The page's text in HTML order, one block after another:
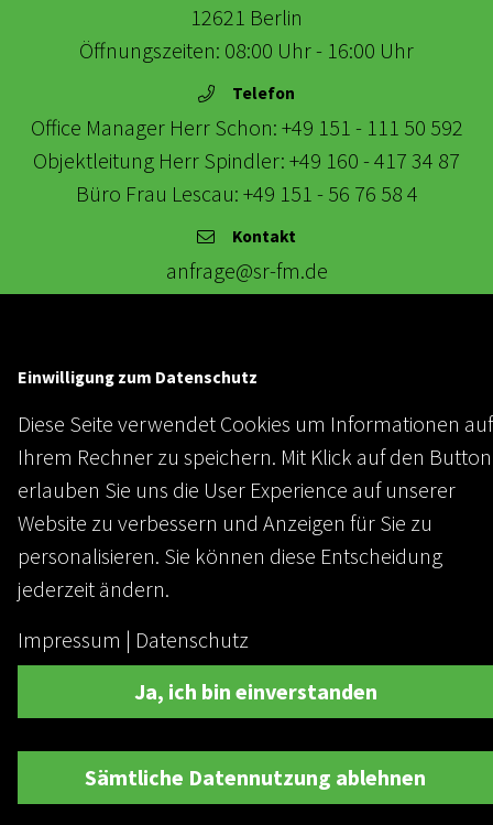
12621 Berlin
Öffnungszeiten: 08:00 Uhr - 16:00 Uhr
Telefon
Office Manager Herr Schon: +49 151 - 111 50 592
Objektleitung Herr Spindler: +49 160 - 417 34 87
Büro Frau Lescau: +49 151 - 56 76 58 4
Kontakt
anfrage@sr-fm.de
Impressum|Datenschutz
Einwilligung zum Datenschutz
Diese Seite verwendet Cookies um Informationen auf
Ihrem Rechner zu speichern. Mit Klick auf den Button
erlauben Sie uns die User Experience auf unserer
Website zu verbessern und Anzeigen für Sie zu
personalisieren. Sie können diese Entscheidung
jederzeit ändern.
Impressum | Datenschutz
Ja, ich bin einverstanden
Sämtliche Datennutzung ablehnen